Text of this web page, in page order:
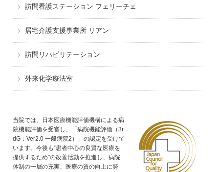
訪問看護ステーション フェリーチェ
居宅介護支援事業所 リアン
訪問リハビリテーション
外来化学療法室
当院では、日本医療機能評価機構による病
院機能評価を受審し、「病院機能評価（3r
dG：Ver2.0 一般病院2）」の認定を受けて
います。今後も“患者中心の良質な医療を
提供するため”の改善活動を推進し、病院
体制の一層の充実、医療の質の向上に努